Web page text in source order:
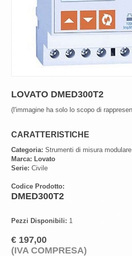
LOVATO DMED300T2
(l'immagine ha solo lo scopo di
CARATTERISTICHE
Categoria: Strumenti di misura modulare
Marca: Lovato
Serie: Civile
Codice Prodotto:
DMED300T2
Pezzi Disponibili: 1
€ 197,00
(IVA COMPRESA)